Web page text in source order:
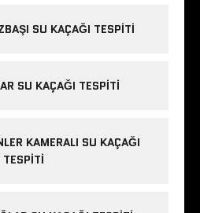
SU KAÇAĞI TESPITI
SU KAÇAĞI TESPITI
KAMERALI SU KAÇAĞI
TESPITI